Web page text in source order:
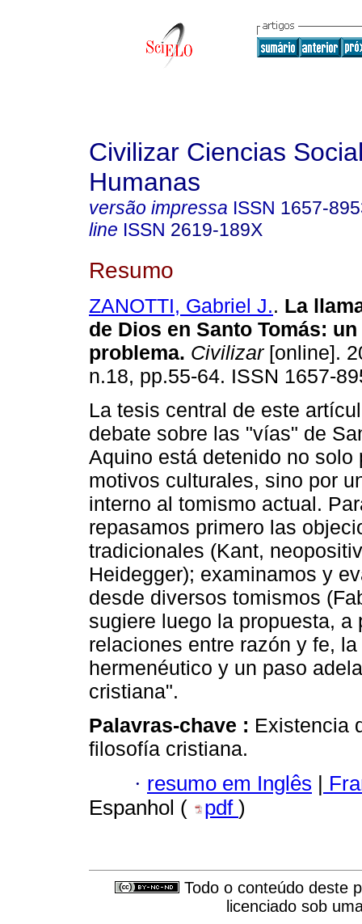
Civilizar Ciencias
Humanas
versão impressa ISSN 1657-
line ISSN 2619-189X
Resumo
ZANOTTI, Gabriel J.. La
de Dios en Santo Tomás: un
problema. Civilizar[online].
n.18, pp.55-64. ISSN 1657-
La tesis central de este
debate sobre las "vías" de
Aquino está detenido no solo
motivos culturales, sino por
interno al tomismo actual.
repasamos primero las
tradicionales (Kant,
Heidegger); examinamos y
desde diversos tomismos
sugiere luego la propuesta,
relaciones entre razón y fe,
hermenéutico y un paso
cristiana".
Palavras-chave : Existencia
filosofía cristiana.
· resumo em Inglês |
Espanhol (
pdf )
Todo o conteúdo deste
licenciado sob